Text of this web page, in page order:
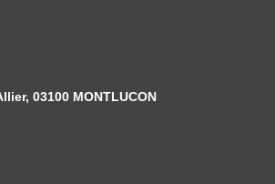
03100 MONTLUCON